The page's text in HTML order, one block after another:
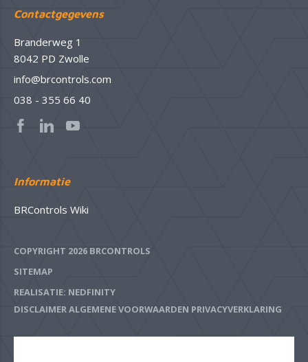
Contactgegevens
Branderweg 1
8042 PD Zwolle
info@brcontrols.com
038 - 355 66 40
Informatie
BRControls Wiki
COPYRIGHT 2026 BRCONTROLS
SITEMAP
REALISATIE: NEDFINITY
DISCLAIMER ALGEMENE VOORWAARDEN PRIVACYVERKLARING